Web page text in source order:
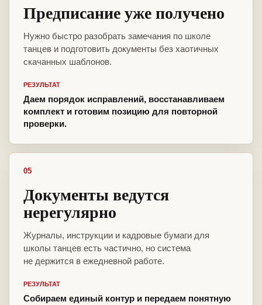
Предписание уже получено
Нужно быстро разобрать замечания по школе
танцев и подготовить документы без хаотичных
скачанных шаблонов.
РЕЗУЛЬТАТ
Даем порядок исправлений, восстанавливаем
комплект и готовим позицию для повторной
проверки.
05
Документы ведутся
нерегулярно
Журналы, инструкции и кадровые бумаги для
школы танцев есть частично, но система
не держится в ежедневной работе.
РЕЗУЛЬТАТ
Собираем единый контур и передаем понятную